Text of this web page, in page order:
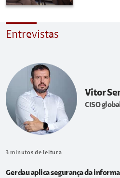
Entrevistas
Vitor
CISO
3 minutos de leitura
Gerdau aplica segurança da